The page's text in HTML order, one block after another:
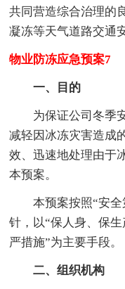
共同营造综合治理的
凝冻等天气道路交通
物业防冻应急预案7
一、目的
为保证公司冬季
减轻因冰冻灾害造成
效、迅速地处理由于
本预案。
本预案按照“安
针，以“保人身、保生
严措施”为主要手段。
二、组织机构